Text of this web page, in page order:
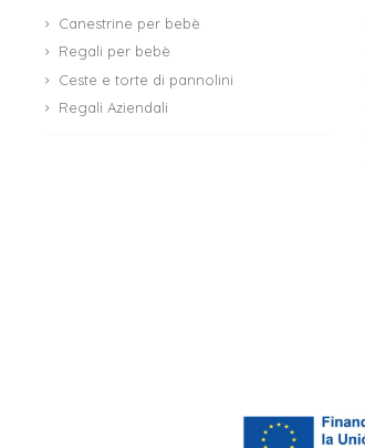
Canestrine per bebè
Regali per bebè
Ceste e torte di pannolini
Regali Aziendali